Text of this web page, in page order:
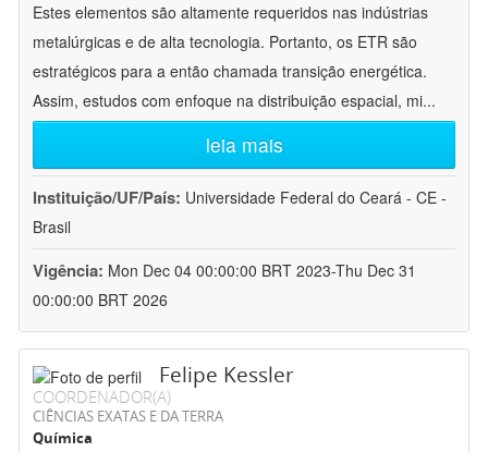
Estes elementos são altamente requeridos nas indústrias
metalúrgicas e de alta tecnologia. Portanto, os ETR são
estratégicos para a então chamada transição energética.
Assim, estudos com enfoque na distribuição espacial, mi...
leia mais
Instituição/UF/País: Universidade Federal do Ceará - CE -
Brasil
Vigência: Mon Dec 04 00:00:00 BRT 2023-Thu Dec 31
00:00:00 BRT 2026
Felipe Kessler
COORDENADOR(A)
CIÊNCIAS EXATAS E DA TERRA
Química